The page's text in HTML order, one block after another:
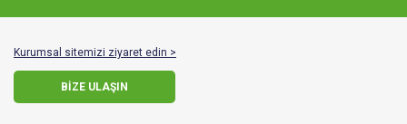
Kurumsal sitemizi ziyaret edin >
BİZE ULAŞIN